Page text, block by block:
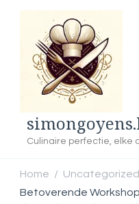
Culinaire perfectie, elke
Home / Uncategorized
Betoverende